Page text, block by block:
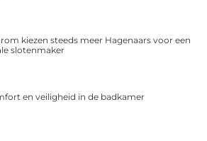
kiezen steeds meer Hagenaars voor een
slotenmaker
en veiligheid in de badkamer